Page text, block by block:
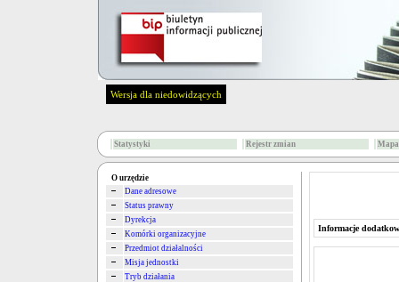
Wersja dla niedowidzących
Statystyki Rejestr zmian
O urzędzie
Dane adresowe
Status prawny
Dyrekcja
Komórki organizacyjne
Przedmiot działalności
Misja jednostki
Tryb działania
Informacje